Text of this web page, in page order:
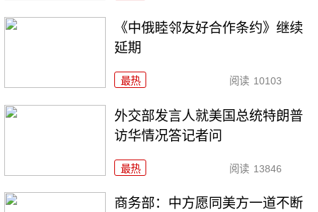
《中俄睦邻友好合作条约》继续
延期
最热 阅读 10103
外交部发言人就美国总统特朗普
访华情况答记者问
最热 阅读 13846
商务部：中方愿同美方一道不断